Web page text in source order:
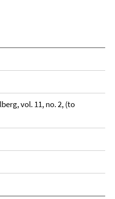
vol. 11, no. 2, (to